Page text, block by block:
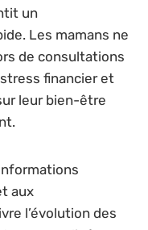
un
Les mamans ne
de consultations
financier et
leur bien-être
aux
l’évolution des